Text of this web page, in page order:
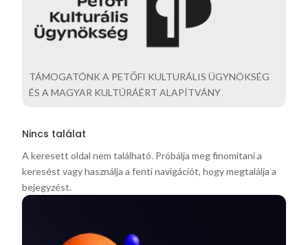
TÁMOGATÓNK A PETŐFI KULTURÁLIS ÜGYNÖKSÉG
ÉS A MAGYAR KULTÚRÁÉRT ALAPÍTVÁNY
Nincs találat
A keresett oldal nem található. Próbálja meg finomítani a
keresést vagy használja a fenti navigációt, hogy megtalálja a
bejegyzést.